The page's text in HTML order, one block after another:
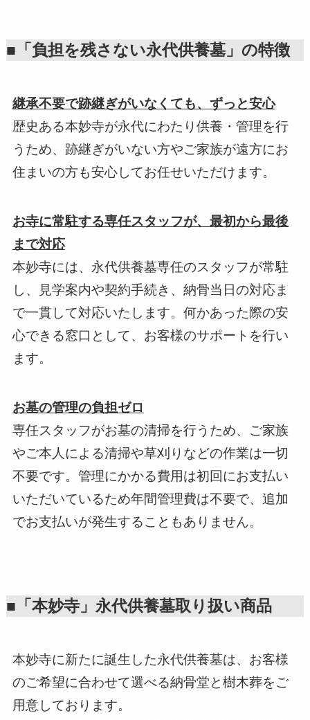
■「負担を残さない永代供養墓」の特徴
継承不要で跡継ぎがいなくても、ずっと安心
歴史ある本妙寺が永代にわたり供養・管理を行
うため、跡継ぎがいない方やご家族が遠方にお
住まいの方も安心してお任せいただけます。
お寺に常駐する専任スタッフが、最初から最後
まで対応
本妙寺には、永代供養墓専任のスタッフが常駐
し、見学案内や契約手続き、納骨当日の対応ま
で一貫して対応いたします。何かあった際の安
心できる窓口として、お客様のサポートを行い
ます。
お墓の管理の負担ゼロ
専任スタッフがお墓の清掃を行うため、ご家族
やご本人による清掃や草刈りなどの作業は一切
不要です。管理にかかる費用は初回にお支払い
いただいているため年間管理費は不要で、追加
でお支払いが発生することもありません。
■「本妙寺」永代供養墓取り扱い商品
本妙寺に新たに誕生した永代供養墓は、お客様
のご希望に合わせて選べる納骨堂と樹木葬をご
用意しております。